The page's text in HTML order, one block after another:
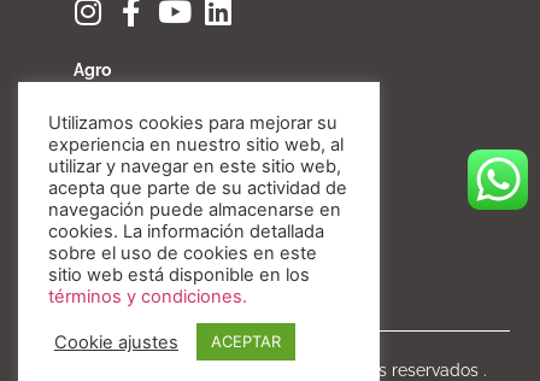
Agro
Fibratore
Copyright © Invesa 2020. Todos los derechos reservados .
Utilizamos cookies para mejorar su
experiencia en nuestro sitio web, al
utilizar y navegar en este sitio web,
acepta que parte de su actividad de
navegación puede almacenarse en
cookies. La información detallada
sobre el uso de cookies en este
sitio web está disponible en los
términos y condiciones.
Cookie ajustes ACEPTAR